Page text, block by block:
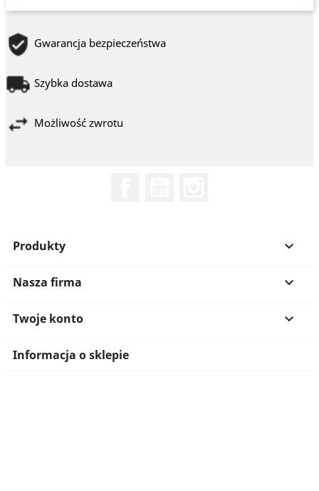
Gwarancja bezpieczeństwa
Szybka dostawa
Możliwość zwrotu
Produkty 
Nasza firma 
Twoje konto 
Informacja o sklepie